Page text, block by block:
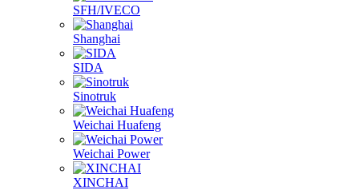
SFH/IVECO
Shanghai
SIDA
Sinotruk
Weichai Huafeng
Weichai Power
XINCHAI